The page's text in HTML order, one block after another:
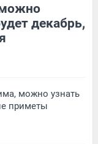
можно
декабрь,
можно узнать
приметы